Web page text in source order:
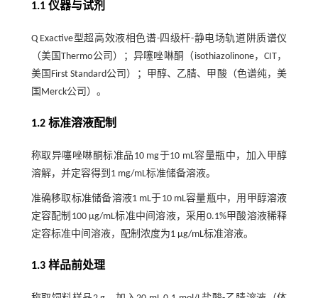
1.1 仪器与试剂
Q Exactive型超高效液相色谱-四级杆-静电场轨道阱质谱仪
（美国Thermo公司）；异噻唑啉酮（isothiazolinone，CIT，
美国First Standard公司）；甲醇、乙腈、甲酸（色谱纯，美
国Merck公司）。
1.2 标准溶液配制
称取异噻唑啉酮标准品10 mg于10 mL容量瓶中，加入甲醇
溶解，并定容得到1 mg/mL标准储备溶液。
准确移取标准储备溶液1 mL于10 mL容量瓶中，用甲醇溶液
定容配制100 μg/mL标准中间溶液，采用0.1%甲酸溶液稀释
定容标准中间溶液，配制浓度为1 μg/mL标准溶液。
1.3 样品前处理